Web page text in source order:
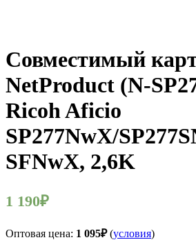
Совместимый
NetProduct (N-
Ricoh Aficio
SP277NwX/
SFNwX, 2,6K
1 190₽
Оптовая цена: 1 095₽(условия)